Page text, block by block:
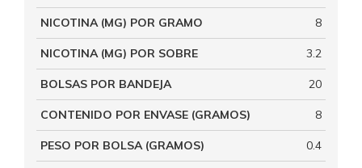
NICOTINA (MG) POR GRAMO 8
NICOTINA (MG) POR SOBRE 3.2
BOLSAS POR BANDEJA 20
CONTENIDO POR ENVASE (GRAMOS) 8
PESO POR BOLSA (GRAMOS) 0.4